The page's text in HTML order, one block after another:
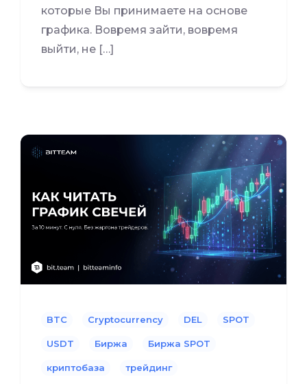
которые Вы принимаете на основе
графика. Вовремя зайти, вовремя
выйти, не […]
BTC Cryptocurrency DEL SPOT
USDT Биржа Биржа SPOT
криптобаза трейдинг